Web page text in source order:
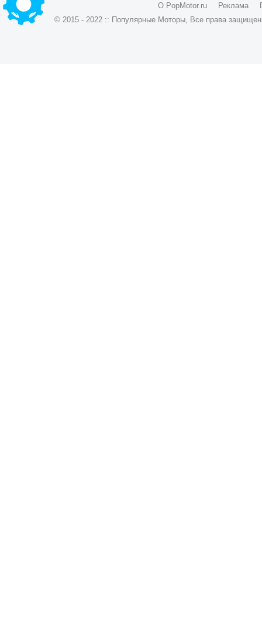
О PopMotor.ru Реклама
© 2015 - 2022 :: Популярные Моторы, Все права